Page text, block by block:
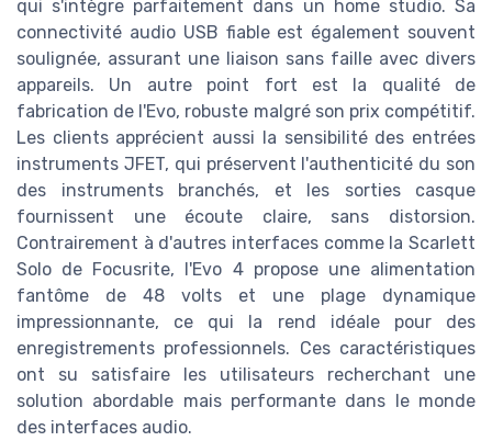
qui s'intègre parfaitement dans un home studio. Sa
connectivité audio USB fiable est également souvent
soulignée, assurant une liaison sans faille avec divers
appareils. Un autre point fort est la qualité de
fabrication de l'Evo, robuste malgré son prix compétitif.
Les clients apprécient aussi la sensibilité des entrées
instruments JFET, qui préservent l'authenticité du son
des instruments branchés, et les sorties casque
fournissent une écoute claire, sans distorsion.
Contrairement à d'autres interfaces comme la Scarlett
Solo de Focusrite, l'Evo 4 propose une alimentation
fantôme de 48 volts et une plage dynamique
impressionnante, ce qui la rend idéale pour des
enregistrements professionnels. Ces caractéristiques
ont su satisfaire les utilisateurs recherchant une
solution abordable mais performante dans le monde
des interfaces audio.